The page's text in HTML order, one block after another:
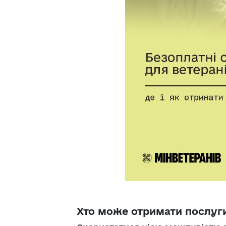
Хто може отримати